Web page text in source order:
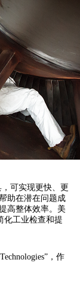
可实现更快、更
助在潜在问题成
高整体效率。美
化工业检查和提
，作